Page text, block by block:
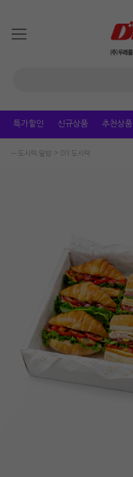
특가할인 신규상품 추천상품
ㅡ 도시락.덮밥 DIY 도시락